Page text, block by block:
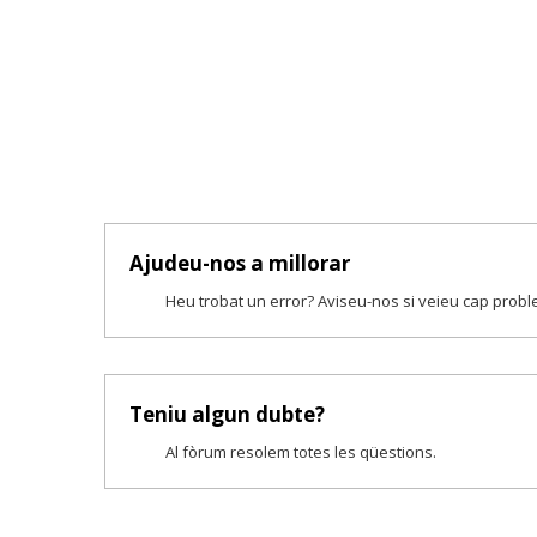
Ajudeu-nos a millorar
Heu trobat un error? Aviseu-nos si veieu cap
Teniu algun dubte?
Al fòrum resolem totes les qüestions.